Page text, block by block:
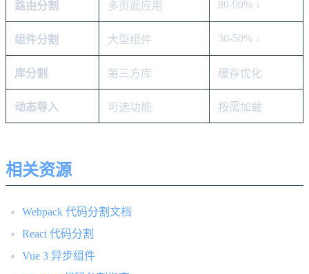
路由分割 多页面应用 80-90% ↓
组件分割 大型组件 30-50% ↓
库分割 第三方库 缓存优化
动态导入 可选功能 按需加载
相关资源
Webpack 代码分割文档
React 代码分割
Vue 3 异步组件